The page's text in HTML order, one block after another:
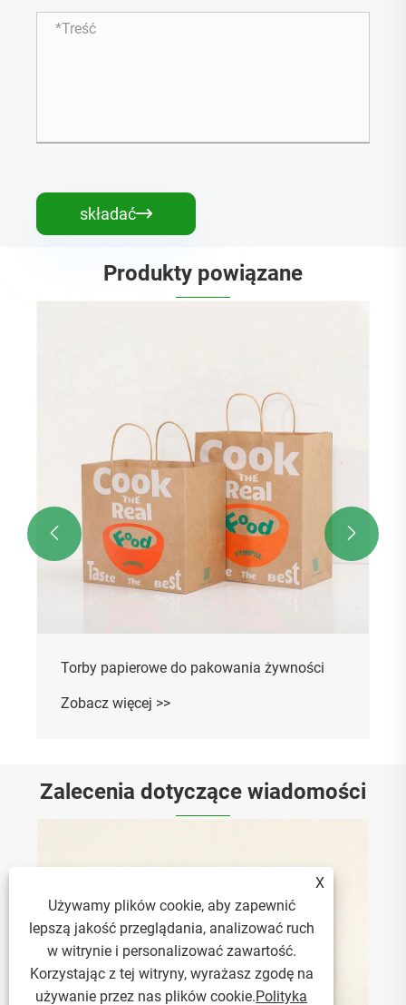
składać
Produkty powiązane
 
Zalecenia dotyczące wiadomości
W jaki sposób płócienna torba typu Bucket
może odmienić Twoje codzienne noszenie?
Zobacz więcej >>
X
Używamy plików cookie, aby zapewnić
lepszą jakość przeglądania, analizować ruch
w witrynie i personalizować zawartość.
Korzystając z tej witryny, wyrażasz zgodę na
używanie przez nas plików cookie.Polityka